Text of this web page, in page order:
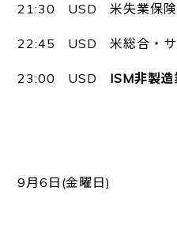
21:30 USD 米失業保険
22:45 USD 米総合・サ
23:00 USD ISM非製
9月6日(金曜日)